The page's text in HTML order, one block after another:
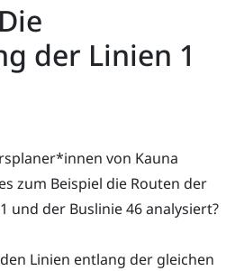
der Linien 1
von Kauna
zum Beispiel die Routen der
und der Buslinie 46 analysiert?
Linien entlang der gleichen